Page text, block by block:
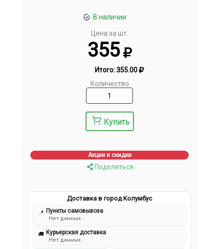
В наличии
Цена за шт.
355
Итого:355.00
Количество
Купить
Акции и скидки
Поделиться
Доставка в город Колумбус
📍 Пункты самовывоза
Нет данных
🚚 Курьерская доставка
Нет данных